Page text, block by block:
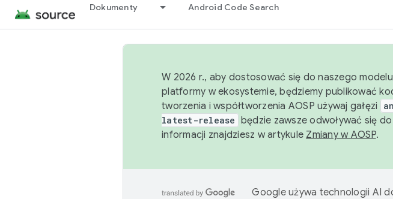
Dokumenty Android Code Search
W 2026 r., aby dostosować się do naszego
platformy w ekosystemie, będziemy publikować
tworzenia i współtworzenia AOSP używaj gałęzi
latest-release będzie zawsze odwoływać się
informacji znajdziesz w artykule Zmiany w AOSP.
Google używa technologii AI